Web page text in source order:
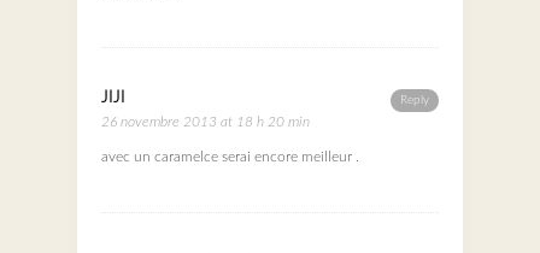
Reply
JIJI
26 novembre 2013 at 18 h 20 min
avec un caramelce serai encore meilleur .